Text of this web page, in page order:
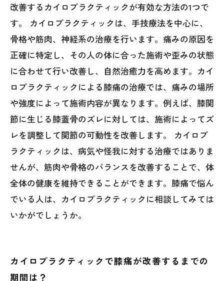
改善するカイロプラクティックが有効な方法の1つで
す。 カイロプラクティックは、手技療法を中心に、
骨格や筋肉、神経系の治療を行います。痛みの原因を
正確に特定し、その人の体に合った施術や歪みの状態
に合わせて行い改善し、自然治癒力を高めます。カイ
ロプラクティックによる膝痛の治療では、痛みの場所
や強度によって施術内容が異なります。例えば、膝関
節に生じる膝蓋骨のズレに対しては、施術によってズ
レを調整して関節の可動性を改善します。 カイロプ
ラクティックは、病気や怪我に対する治療ではありま
せんが、筋肉や骨格のバランスを改善することで、体
全体の健康を維持できることができます。膝痛で悩ん
でいる人は、カイロプラクティックに相談してみては
いかがでしょうか。
カイロプラクティックで膝痛が改善するまでの
期間は？